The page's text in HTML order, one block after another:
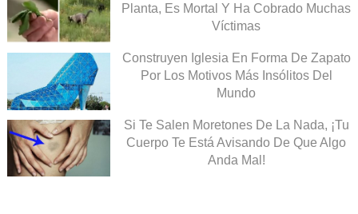
Planta, Es Mortal Y Ha Cobrado Muchas
Víctimas
Construyen Iglesia En Forma De Zapato
Por Los Motivos Más Insólitos Del
Mundo
Si Te Salen Moretones De La Nada, ¡Tu
Cuerpo Te Está Avisando De Que Algo
Anda Mal!